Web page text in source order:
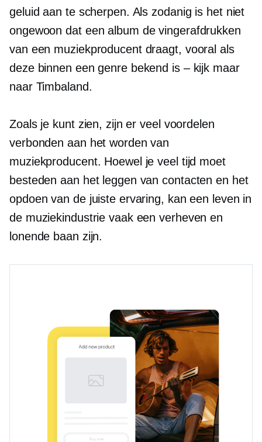
geluid aan te scherpen. Als zodanig is het niet
ongewoon dat een album de vingerafdrukken
van een muziekproducent draagt, vooral als
deze binnen een genre bekend is – kijk maar
naar Timbaland.
Zoals je kunt zien, zijn er veel voordelen
verbonden aan het worden van
muziekproducent. Hoewel je veel tijd moet
besteden aan het leggen van contacten en het
opdoen van de juiste ervaring, kan een leven in
de muziekindustrie vaak een verheven en
lonende baan zijn.